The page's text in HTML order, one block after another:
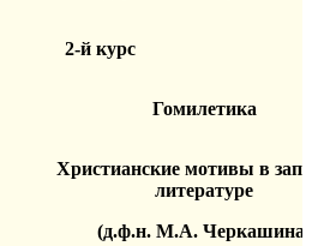
2-й курс
Гомилетика
Христианские мотивы в
литературе
(д.ф.н. М.А. Черкашина)